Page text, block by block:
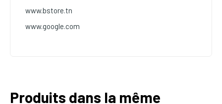
www.bstore.tn
www.google.com
Produits dans la même